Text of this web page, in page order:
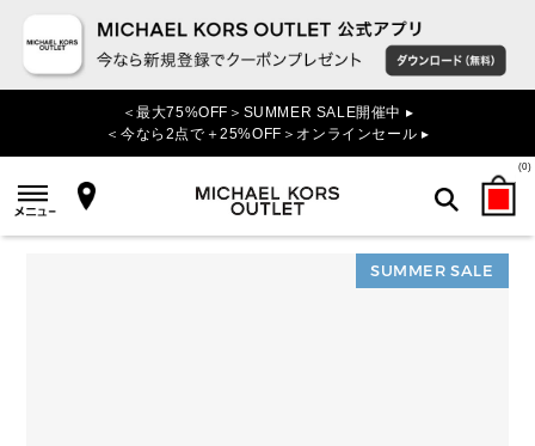
＜最大75%OFF＞SUMMER SALE開催中 ▸
＜今なら2点で＋25%OFF＞オンラインセール ▸
(0)
検索
SUMMER SALE